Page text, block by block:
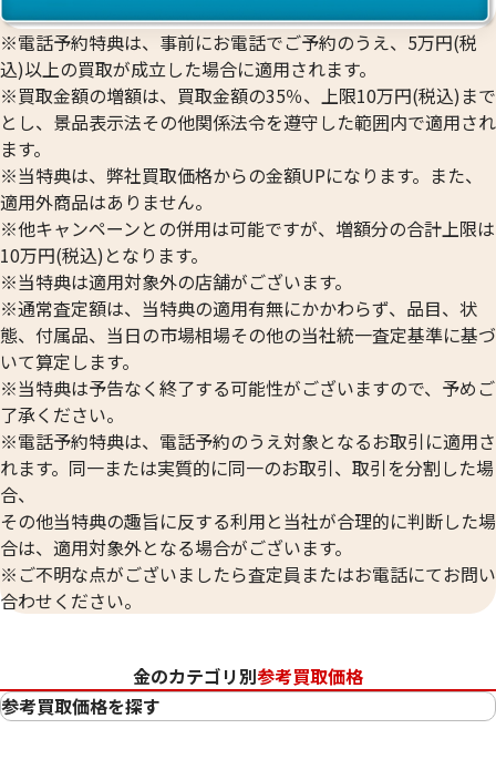
※電話予約特典は、事前にお電話でご予約のうえ、5万円(税
込)以上の買取が成立した場合に適用されます。
※買取金額の増額は、買取金額の35％、上限10万円(税込)まで
とし、景品表示法その他関係法令を遵守した範囲内で適用され
ます。
※当特典は、弊社買取価格からの金額UPになります。また、
適用外商品はありません。
※他キャンペーンとの併用は可能ですが、増額分の合計上限は
10万円(税込)となります。
※当特典は適用対象外の店舗がございます。
※通常査定額は、当特典の適用有無にかかわらず、品目、状
態、付属品、当日の市場相場その他の当社統一査定基準に基づ
いて算定します。
※当特典は予告なく終了する可能性がございますので、予めご
了承ください。
※電話予約特典は、電話予約のうえ対象となるお取引に適用さ
れます。同一または実質的に同一のお取引、取引を分割した場
合、
その他当特典の趣旨に反する利用と当社が合理的に判断した場
合は、適用対象外となる場合がございます。
※ご不明な点がございましたら査定員またはお電話にてお問い
合わせください。
金のカテゴリ別参考買取価格
参考買取価格を探す